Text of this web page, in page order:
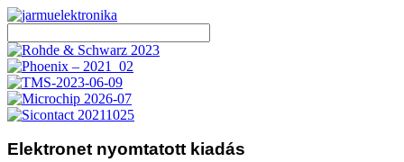
Elektronet nyomtatott kiadás